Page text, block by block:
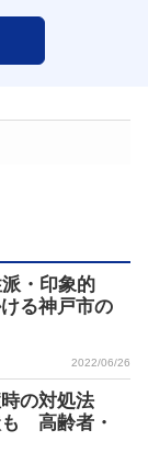
派・印象的
る神戸市の
2022/06/26
時の対処法
も 高齢者・